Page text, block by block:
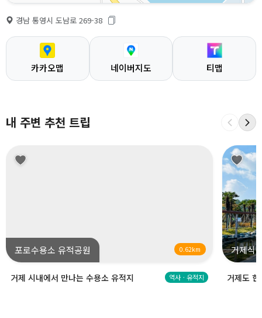
경남 통영시 도남로 269-38
카카오맵 네이버지도 티맵
내 주변 추천 트립
포로수용소 유적공원 0.62km
거제 시내에서 만나는 수용소 유적지 역사ㆍ유적지
거제식
거제도